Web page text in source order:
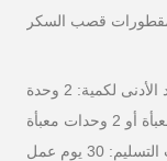
قصب السكر
لكمية: 2 وحدة
30 يوم عمل